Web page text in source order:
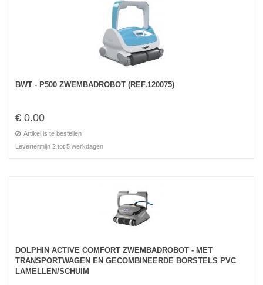
BWT - P500 ZWEMBADROBOT (REF.120075)
€ 0.00
Artikel is te bestellen
Levertermijn 2 tot 5 werkdagen
DOLPHIN ACTIVE COMFORT ZWEMBADROBOT - MET
TRANSPORTWAGEN EN GECOMBINEERDE BORSTELS PVC
LAMELLEN/SCHUIM